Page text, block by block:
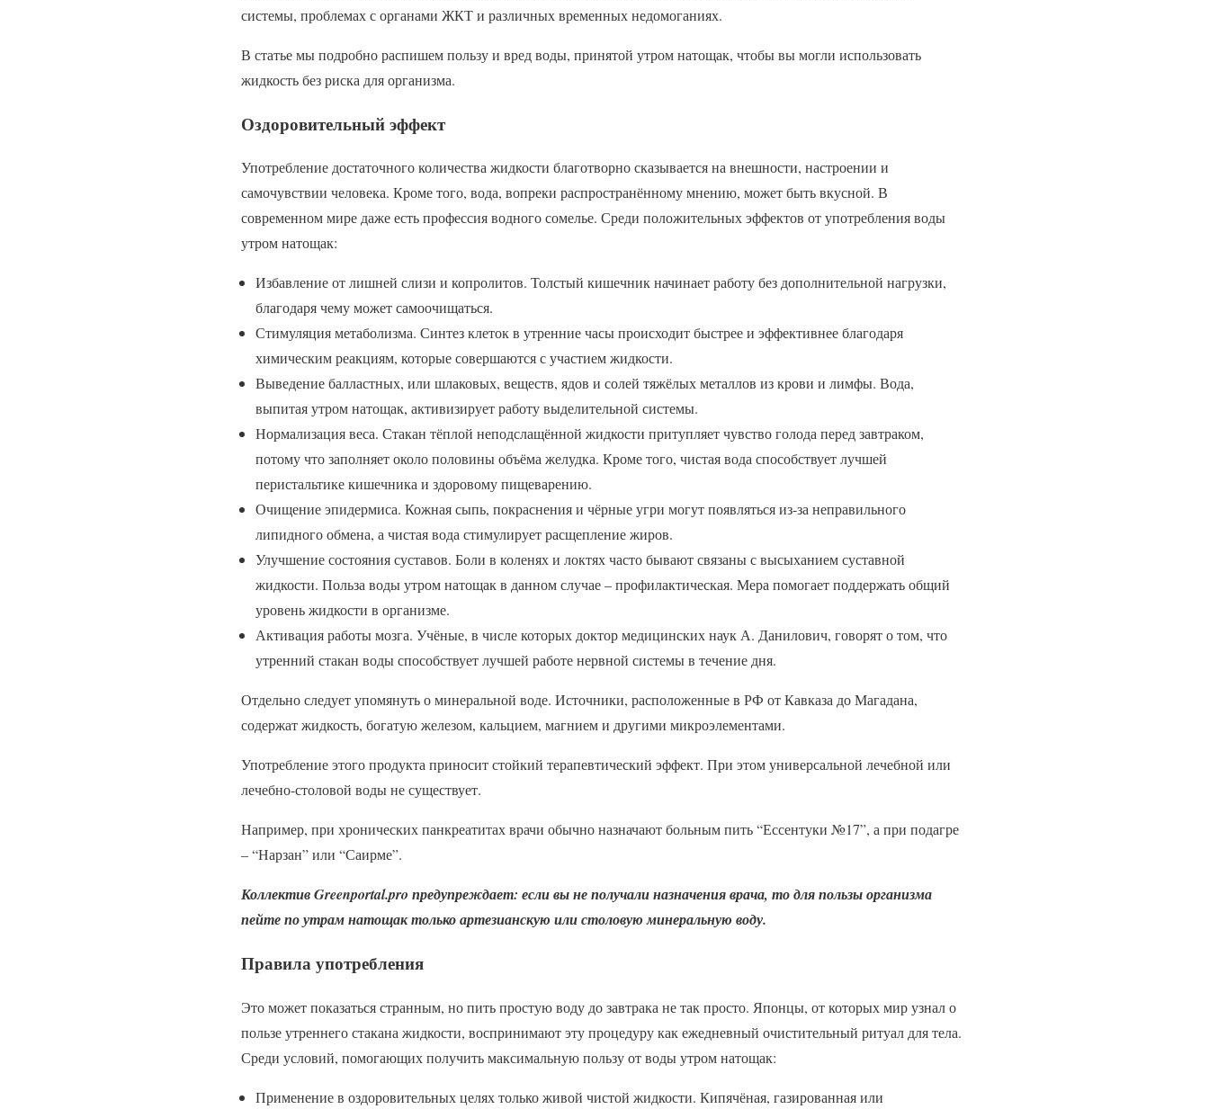
системы, проблемах с органами ЖКТ и различных временных недомоганиях.
В статье мы подробно распишем пользу и вред воды, принятой утром натощак, чтобы вы могли использовать
жидкость без риска для организма.
Оздоровительный эффект
Употребление достаточного количества жидкости благотворно сказывается на внешности, настроении и
самочувствии человека. Кроме того, вода, вопреки распространённому мнению, может быть вкусной. В
современном мире даже есть профессия водного сомелье. Среди положительных эффектов от употребления воды
утром натощак:
Избавление от лишней слизи и копролитов. Толстый кишечник начинает работу без дополнительной нагрузки,
благодаря чему может самоочищаться.
Стимуляция метаболизма. Синтез клеток в утренние часы происходит быстрее и эффективнее благодаря
химическим реакциям, которые совершаются с участием жидкости.
Выведение балластных, или шлаковых, веществ, ядов и солей тяжёлых металлов из крови и лимфы. Вода,
выпитая утром натощак, активизирует работу выделительной системы.
Нормализация веса. Стакан тёплой неподслащённой жидкости притупляет чувство голода перед завтраком,
потому что заполняет около половины объёма желудка. Кроме того, чистая вода способствует лучшей
перистальтике кишечника и здоровому пищеварению.
Очищение эпидермиса. Кожная сыпь, покраснения и чёрные угри могут появляться из-за неправильного
липидного обмена, а чистая вода стимулирует расщепление жиров.
Улучшение состояния суставов. Боли в коленях и локтях часто бывают связаны с высыханием суставной
жидкости. Польза воды утром натощак в данном случае – профилактическая. Мера помогает поддержать общий
уровень жидкости в организме.
Активация работы мозга. Учёные, в числе которых доктор медицинских наук А. Данилович, говорят о том, что
утренний стакан воды способствует лучшей работе нервной системы в течение дня.
Отдельно следует упомянуть о минеральной воде. Источники, расположенные в РФ от Кавказа до Магадана,
содержат жидкость, богатую железом, кальцием, магнием и другими микроэлементами.
Употребление этого продукта приносит стойкий терапевтический эффект. При этом универсальной лечебной или
лечебно-столовой воды не существует.
Например, при хронических панкреатитах врачи обычно назначают больным пить “Ессентуки №17”, а при подагре
– “Нарзан” или “Саирме”.
Коллектив Greenportal.pro предупреждает: если вы не получали назначения врача, то для пользы организма
пейте по утрам натощак только артезианскую или столовую минеральную воду.
Правила употребления
Это может показаться странным, но пить простую воду до завтрака не так просто. Японцы, от которых мир узнал о
пользе утреннего стакана жидкости, воспринимают эту процедуру как ежедневный очистительный ритуал для тела.
Среди условий, помогающих получить максимальную пользу от воды утром натощак:
Применение в оздоровительных целях только живой чистой жидкости. Кипячёная, газированная или